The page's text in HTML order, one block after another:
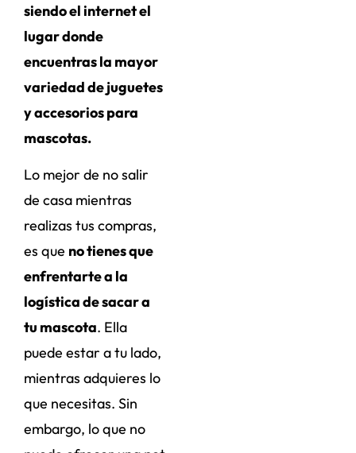
siendo el internet el
lugar donde
encuentras la mayor
variedad de juguetes
y accesorios para
mascotas.
Lo mejor de no salir
de casa mientras
realizas tus compras,
es que no tienes que
enfrentarte a la
logística de sacar a
tu mascota. Ella
puede estar a tu lado,
mientras adquieres lo
que necesitas. Sin
embargo, lo que no